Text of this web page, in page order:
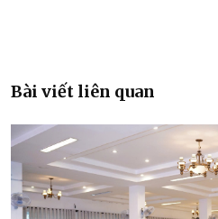
Bài viết liên quan